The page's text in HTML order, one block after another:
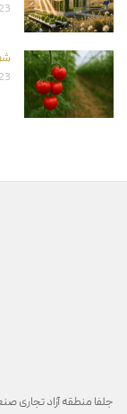
جلفا منطقه آزاد تجاری